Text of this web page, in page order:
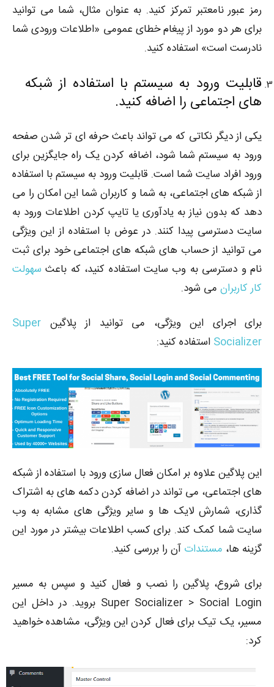
رمز عبور نامعتبر تمرکز کنید. به عنوان مثال، شما می توانید
برای هر دو مورد از پیغام خطای عمومی «اطلاعات ورودی شما
نادرست است» استفاده کنید.
قابلیت ورود به سیستم با استفاده از شبکه
های اجتماعی را اضافه کنید.
یکی از دیگر نکاتی که می تواند باعث حرفه ای تر شدن صفحه
ورود به سیستم شما شود، اضافه کردن یک راه جایگزین برای
ورود افراد سایت شما است. قابلیت ورود به سیستم با استفاده
از شبکه های اجتماعی، به شما و کاربران شما این امکان را می
دهد که بدون نیاز به یادآوری یا تایپ کردن اطلاعات ورود به
سایت دسترسی پیدا کنند. در عوض با استفاده از این ویژگی
می توانید از حساب های شبکه های اجتماعی خود برای ثبت
نام و دسترسی به وب سایت استفاده کنید، که باعث سهولت
کار کاربران می شود.
برای اجرای این ویژگی، می توانید از پلاگین Super
Socializer استفاده کنید:
این پلاگین علاوه بر امکان فعال سازی ورود با استفاده از شبکه
های اجتماعی، می تواند در اضافه کردن دکمه های به اشتراک
گذاری، شمارش لایک ها و سایر ویژگی های مشابه به وب
سایت شما کمک کند. برای کسب اطلاعات بیشتر در مورد این
گزینه ها، مستندات آن را بررسی کنید.
برای شروع، پلاگین را نصب و فعال کنید و سپس به مسیر
Super Socializer > Social Login بروید. در داخل این
مسیر، یک تیک برای فعال کردن این ویژگی، مشاهده خواهید
کرد: